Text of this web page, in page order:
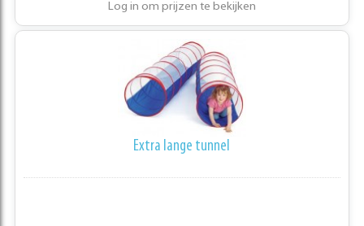
Log in om prijzen te bekijken
Extra lange tunnel